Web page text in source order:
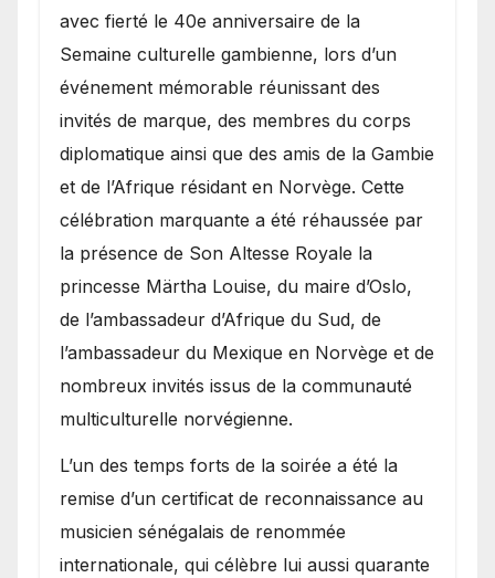
avec fierté le 40e anniversaire de la
Semaine culturelle gambienne, lors d’un
événement mémorable réunissant des
invités de marque, des membres du corps
diplomatique ainsi que des amis de la Gambie
et de l’Afrique résidant en Norvège. Cette
célébration marquante a été réhaussée par
la présence de Son Altesse Royale la
princesse Märtha Louise, du maire d’Oslo,
de l’ambassadeur d’Afrique du Sud, de
l’ambassadeur du Mexique en Norvège et de
nombreux invités issus de la communauté
multiculturelle norvégienne.
​L’un des temps forts de la soirée a été la
remise d’un certificat de reconnaissance au
musicien sénégalais de renommée
internationale, qui célèbre lui aussi quarante